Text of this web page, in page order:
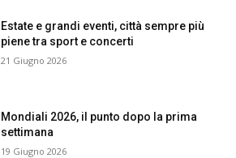
Estate e grandi eventi, città sempre più
piene tra sport e concerti
21 Giugno 2026
Mondiali 2026, il punto dopo la prima
settimana
19 Giugno 2026